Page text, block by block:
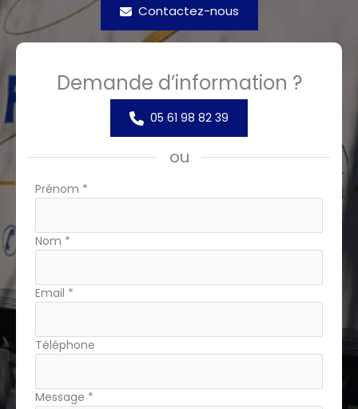
Contactez-nous
Demande d’information ?
05 61 98 82 39
ou
Formulaire
téléphone
Prénom *
Nom *
Email *
Téléphone
Message *